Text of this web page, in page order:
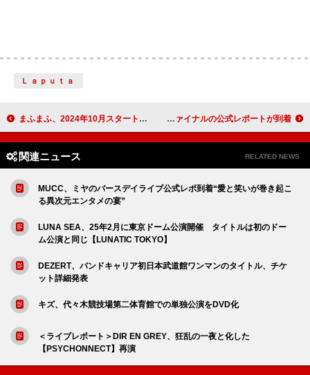
Ｌａｐｕｔａ
まふまふ、2024年10月スタートのTVアニメ『株式会社マジルミエ』OP曲「オーダーメイド」書き下ろし MUCC、【TOUR 2024「Love Together」】ファイナルの公式レポートが到着
関連ニュース RELATED NEWS
MUCC、ミヤのバースデイライブ公式レポ到着“愛と笑いが巻き起こ
る異次元エンタメの宴”
LUNA SEA、25年2月に東京ドーム公演開催 タイトルは初のドー
ム公演と同じ【LUNATIC TOKYO】
DEZERT、バンドキャリア初日本武道館ワンマンのタイトル、チケ
ット詳細発表
キズ、代々木競技場第二体育館での単独公演をDVD化
＜ライブレポート＞DIR EN GREY、狂乱の一夜と化した
【PSYCHONNECT】再演